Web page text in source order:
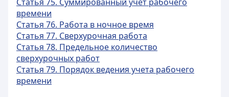
времени
Статья 76. Работа в ночное время
Статья 77. Сверхурочная работа
Статья 78. Предельное количество
сверхурочных работ
Статья 79. Порядок ведения учета рабочего
времени